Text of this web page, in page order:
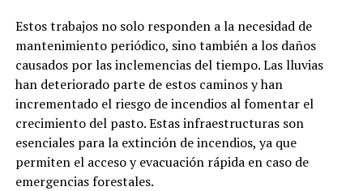
Estos trabajos no solo responden a la necesidad de
mantenimiento periódico, sino también a los daños
causados por las inclemencias del tiempo. Las lluvias
han deteriorado parte de estos caminos y han
incrementado el riesgo de incendios al fomentar el
crecimiento del pasto. Estas infraestructuras son
esenciales para la extinción de incendios, ya que
permiten el acceso y evacuación rápida en caso de
emergencias forestales.